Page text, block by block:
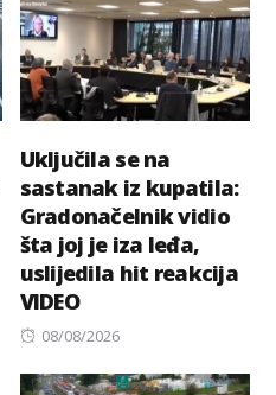
Uključila se na
sastanak iz kupatila:
Gradonačelnik vidio
šta joj je iza leđa,
uslijedila hit reakcija
VIDEO
Posted
08/08/2026